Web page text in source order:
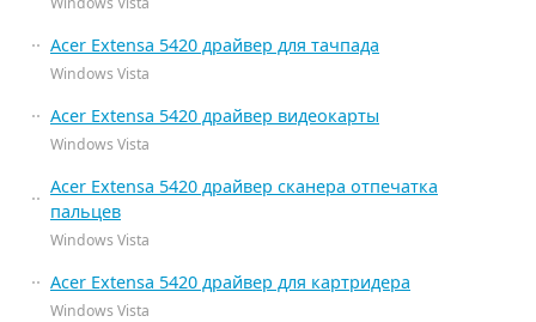
Acer Extensa 5420 драйвер для тачпада
Windows Vista
Acer Extensa 5420 драйвер видеокарты
Windows Vista
Acer Extensa 5420 драйвер сканера отпечатка
пальцев
Windows Vista
Acer Extensa 5420 драйвер для картридера
Windows Vista